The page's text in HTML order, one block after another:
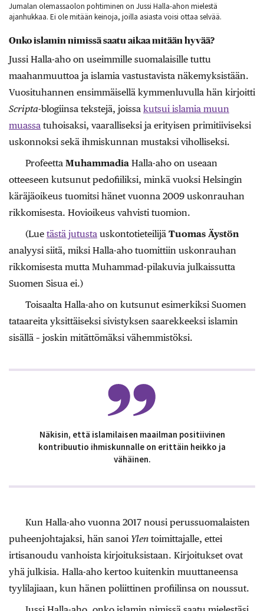
Jumalan olemassaolon pohtiminen on Jussi Halla-ahon mielestä
ajanhukkaa. Ei ole mitään keinoja, joilla asiasta voisi ottaa selvää.
Onko islamin nimissä saatu aikaa mitään hyvää?
Jussi Halla-aho on useimmille suomalaisille tuttu
maahanmuuttoa ja islamia vastustavista näkemyksistään.
Vuosituhannen ensimmäisellä kymmenluvulla hän kirjoitti
Scripta-blogiinsa tekstejä, joissa kutsui islamia muun
muassa tuhoisaksi, vaaralliseksi ja erityisen primitiiviseksi
uskonnoksi sekä ihmiskunnan mustaksi viholliseksi.
Profeetta Muhammadia Halla-aho on useaan
otteeseen kutsunut pedofiiliksi, minkä vuoksi Helsingin
käräjäoikeus tuomitsi hänet vuonna 2009 uskonrauhan
rikkomisesta. Hovioikeus vahvisti tuomion.
(Lue tästä jutusta uskontotieteilijä Tuomas Äystön
analyysi siitä, miksi Halla-aho tuomittiin uskonrauhan
rikkomisesta mutta Muhammad-pilakuvia julkaissutta
Suomen Sisua ei.)
Toisaalta Halla-aho on kutsunut esimerkiksi Suomen
tataareita yksittäiseksi sivistyksen saarekkeeksi islamin
sisällä – joskin mitättömäksi vähemmistöksi.
Näkisin, että islamilaisen maailman positiivinen
kontribuutio ihmiskunnalle on erittäin heikko ja
vähäinen.
Kun Halla-aho vuonna 2017 nousi perussuomalaisten
puheenjohtajaksi, hän sanoi Ylen toimittajalle, ettei
irtisanoudu vanhoista kirjoituksistaan. Kirjoitukset ovat
yhä julkisia. Halla-aho kertoo kuitenkin muuttaneensa
tyylilajiaan, kun hänen poliittinen profiilinsa on noussut.